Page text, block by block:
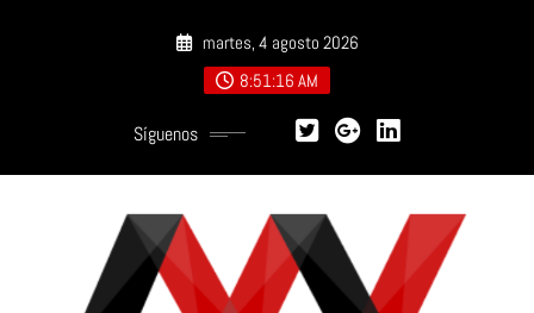
martes, 4 agosto 2026
8:51:17 AM
Síguenos